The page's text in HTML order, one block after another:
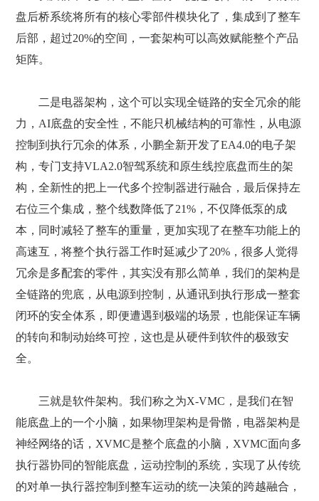
盘后桥系统将所有的核心零部件模块化了，集成到了整车
后部，超过20%的空间，一套架构可以高效赋能整个产品
矩阵。
二是电器架构，这个可以实现全链路的安全冗余的能
力，AI底盘的安全性，不能只机械结构的可靠性，从电源
控制到执行冗余的体系，小鹏全新开发了EA4.0的电子架
构，专门支持VLA2.0智驾系统和原生线控底盘而生的架
构，全新性的把上一代多个控制器进行融合，最后保持左
右位三个集成，整个线数降低了21%，不仅降低泵的成
本，同时减轻了整车的重量，更加实现了在整车功能上的
高速互，将整个执行器工作时延减少了20%，很多人觉得
冗余是多配套的零件，其实没有那么简单，我们的架构是
全链路的兜底，从电源到控制，从通讯到执行形成一整套
闭环的安全体系，即便遭遇到极端的场景，也能保证车辆
的转向和制动始终可控，这也是从硬件到软件的极致安
全。
三就是软件架构。我们称之为X-VMC，是我们在智
能底盘上的一个小脑，如果物理架构是骨骼，电器架构是
神经网络的话，XVMC是整个底盘的小脑，XVMC面向多
执行器协同的智能底盘，运动控制的系统，实现了从传统
的对单一执行器控制到整车运动的统一决策的跨越融合，